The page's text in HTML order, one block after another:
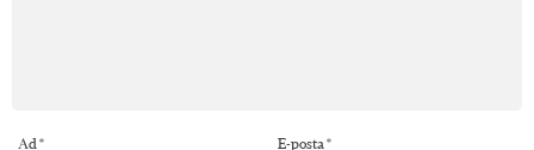
Ad * E-posta*